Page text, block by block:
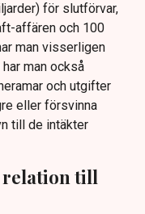
för slutförvar,
affären och 100
man visserligen
man också
och utgifter
eller försvinna
till de intäkter
relation till